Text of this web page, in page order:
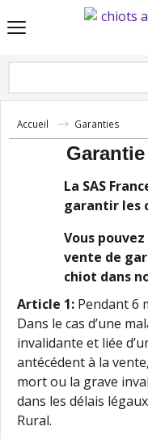
Accueil Garanties
La SAS
garantir les
Vous
vente de
chiot dans
Article 1: Pendant 6
Dans le cas d’une
invalidante et liée
antécédent à la
mort ou la grave
dans les délais
Rural.